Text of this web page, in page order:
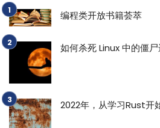
编程类开放书籍荟萃
如何杀死 Linux 中的僵
2022年，从学习Rust开